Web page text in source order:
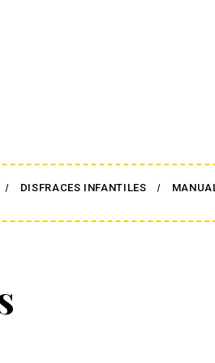
DISFRACES INFANTILES